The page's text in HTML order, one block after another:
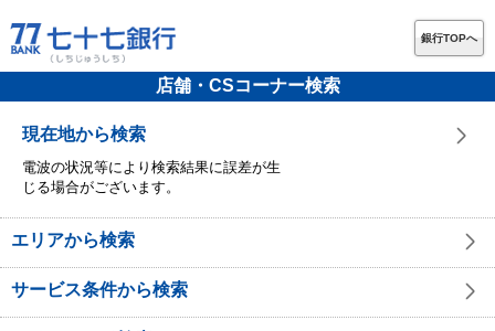
銀行TOPへ
店舗・CSコーナー検索
現在地から検索
電波の状況等により検索結果に誤差が生
じる場合がございます。
エリアから検索
サービス条件から検索